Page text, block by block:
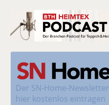
Der SN-Home-Newsletter
hier kostenlos eintragen